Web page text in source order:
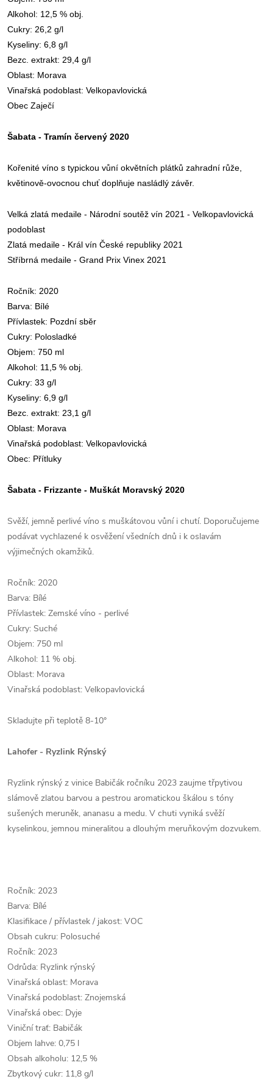
Alkohol: 12,5 % obj.
Cukry: 26,2 g/l
Kyseliny: 6,8 g/l
Bezc. extrakt: 29,4 g/l
Oblast: Morava
Vinařská podoblast: Velkopavlovická
Obec Zaječí
Šabata - Tramín červený 2020
Kořenité víno s typickou vůní okvětních plátků zahradní růže,
květinově-ovocnou chuť doplňuje nasládlý závěr.
Velká zlatá medaile - Národní soutěž vín 2021 - Velkopavlovická
podoblast
Zlatá medaile - Král vín České republiky 2021
Stříbrná medaile - Grand Prix Vinex 2021
Ročník: 2020
Barva: Bílé
Přívlastek: Pozdní sběr
Cukry: Polosladké
Objem: 750 ml
Alkohol: 11,5 % obj.
Cukry: 33 g/l
Kyseliny: 6,9 g/l
Bezc. extrakt: 23,1 g/l
Oblast: Morava
Vinařská podoblast: Velkopavlovická
Obec: Přítluky
Šabata - Frizzante - Muškát Moravský 2020
Svěží, jemně perlivé víno s muškátovou vůní i chutí. Doporučujeme
podávat vychlazené k osvěženívšedních dnů i k oslavám
výjimečných okamžiků.
Ročník: 2020
Barva: Bílé
Přívlastek: Zemské víno - perlivé
Cukry: Suché
Objem: 750 ml
Alkohol: 11 % obj.
Oblast: Morava
Vinařská podoblast: Velkopavlovická
Skladujte při teplotě 8-10°
Lahofer - Ryzlink Rýnský
Ryzlink rýnský z vinice Babičák ročníku 2023 zaujme třpytivou
slámově zlatou barvou a pestrou aromatickou škálou s tóny
sušených meruněk, ananasu a medu. V chuti vyniká svěží
kyselinkou, jemnou mineralitou a dlouhým meruňkovým dozvukem.
Ročník: 2023
Barva: Bílé
Klasifikace / přívlastek / jakost: VOC
Obsah cukru: Polosuché
Ročník: 2023
Odrůda: Ryzlink rýnský
Vinařská oblast: Morava
Vinařská podoblast: Znojemská
Vinařská obec: Dyje
Viniční trať: Babičák
Objem lahve: 0,75 l
Obsah alkoholu: 12,5 %
Zbytkový cukr: 11,8 g/l